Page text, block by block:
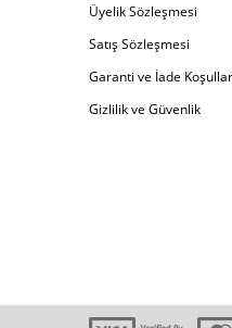
Üyelik Sözleşmesi
Satış Sözleşmesi
Garanti ve İade
Gizlilik ve Güvenlik